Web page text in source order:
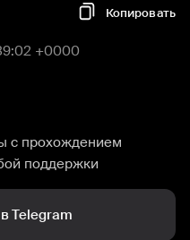
Копировать
+0000
с прохождением
поддержки
Telegram